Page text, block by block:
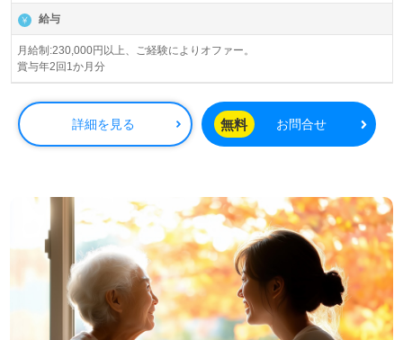
看護/介護、看護多機能、デイサービス、ジュニア支援事業
を展開されています。
◎キーワードはワクワク！『プライベートも仕事も全力で
楽しむ』をあなたらしく！◎
看護助手や介護職経験のある方をお迎えします。デイサー
ビスでの勤務経験は問いません。圧倒的なリハビリ運動量
は1日平均100分以上。ご利用者様の30日後の『変化』に感
役に立ちたい、笑顔を増やしたい』『資格や介護職経験を
活かしたい』『感謝と感動、やりがいを大切に仕事をした
い』『笑顔とワクワク溢れるデイサービスで働きたい』
『日勤正社員で働きたい』『施設形態や環境を変えて仕事
をしたい』等の方も大歓迎です。働き方や選考フロー等、
担当コンサルタントよりご案内します。お問い合わせも遠
慮なくお願いします。
給与
月給制:230,000円以上、ご経験によりオファー。
賞与年2回1か月分
詳細を見る 無料 お問合せ